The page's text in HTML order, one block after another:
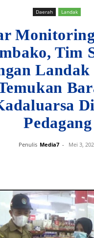
Daerah Landak
Tim
Landak
Pedagang
Penulis Media7 - Mei 3,